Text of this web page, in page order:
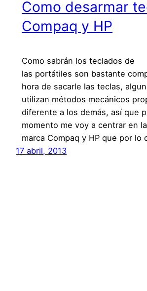
Como desarmar
Compaq y HP
Como sabrán los teclados de
las portátiles son bastante
hora de sacarle las teclas,
utilizan métodos mecánicos
diferente a los demás, así que
momento me voy a centrar en la
marca Compaq y HP que por lo
17 abril, 2013